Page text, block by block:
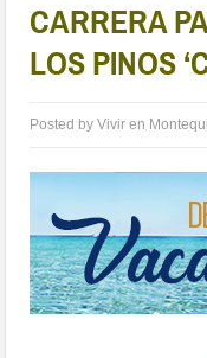
CARRERA
LOS PINOS
Posted byVivir en